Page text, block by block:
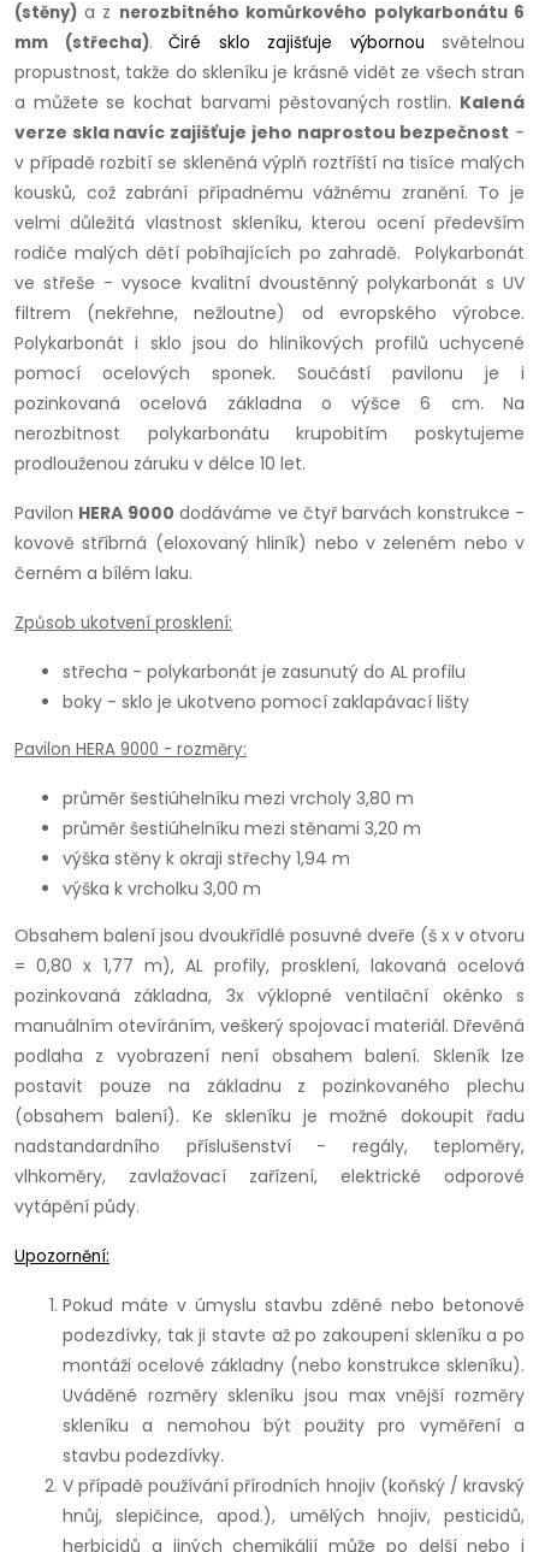
(stěny) a z nerozbitného komůrkového polykarbonátu 6
mm (střecha). Čiré sklo zajišťuje výbornou světelnou
propustnost, takže do skleníku je krásně vidět ze všech stran
a můžete se kochat barvami pěstovaných rostlin. Kalená
verze skla navíc zajišťuje jeho naprostou bezpečnost -
v případě rozbití se skleněná výplň roztříští na tisíce malých
kousků, což zabrání případnému vážnému zranění. To je
velmi důležitá vlastnost skleníku, kterou ocení především
rodiče malých dětí pobíhajících po zahradě.
Polykarbonát
ve střeše - vysoce kvalitní dvoustěnný polykarbonát s UV
filtrem (nekřehne, nežloutne) od evropského výrobce.
Polykarbonát i sklo jsou do hliníkových profilů uchycené
pomocí ocelových sponek. Součástí pavilonu je i
pozinkovaná ocelová základna o výšce 6 cm. Na
nerozbitnost polykarbonátu krupobitím poskytujeme
prodlouženou záruku v délce 10 let.
Pavilon HERA 9000 dodáváme ve čtyř barvách konstrukce -
kovově stříbrná (eloxovaný hliník) nebo v zeleném nebo v
černém a bílém laku.
Způsob ukotvení prosklení:
střecha - polykarbonát je zasunutý do AL profilu
boky - sklo je ukotveno pomocí zaklapávací lišty
Pavilon HERA 9000 - rozměry:
průměr šestiúhelníku mezi vrcholy 3,80 m
průměr šestiúhelníku mezi stěnami 3,20 m
výška stěny k okraji střechy 1,94 m
výška k vrcholku 3,00 m
Obsahem balení jsou dvoukřídlé posuvné dveře (š x v otvoru
= 0,80 x 1,77 m), AL profily, prosklení, lakovaná ocelová
pozinkovaná základna, 3x výklopné ventilační okénko s
manuálním otevíráním, veškerý spojovací materiál. Dřevěná
podlaha z vyobrazení není obsahem balení. Skleník lze
postavit pouze na základnu z pozinkovaného plechu
(obsahem balení). Ke skleníku je možné dokoupit řadu
nadstandardního příslušenství - regály, teploměry,
vlhkoměry, zavlažovací zařízení, elektrické odporové
vytápění půdy.
Upozornění:
Pokud máte v úmyslu stavbu zděné nebo betonové
podezdívky, tak ji stavte až po zakoupení skleníku a po
montáži ocelové základny (nebo konstrukce skleníku).
Uváděné rozměry skleníku jsou max vnější rozměry
skleníku a nemohou být použity pro vyměření a
stavbu podezdívky.
V případě používání přírodních hnojiv (koňský / kravský
hnůj, slepičince, apod.), umělých hnojiv, pesticidů,
herbicidů a jiných chemikálií může po delší nebo i